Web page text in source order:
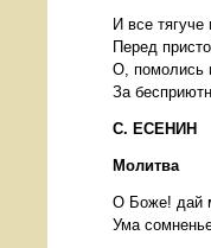
И все
Перед
О, помолись
За
С. ЕСЕНИН
Молитва
О Боже! дай
Ума